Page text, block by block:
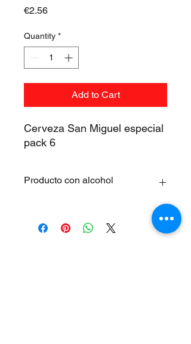
€2.56Price
Quantity *
Add to Cart
Cerveza San Miguel especial
pack 6
Producto con alcohol
porcentaje de alcohol no pueden ser
vendidos a los menores de 18 años.